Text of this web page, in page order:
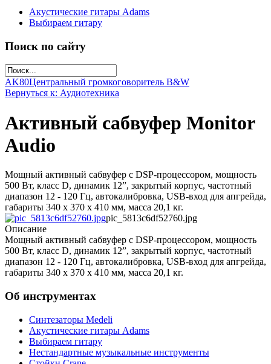
Акустические гитары Adams
Выбираем гитару
Поиск по сайту
AK80Центральный громкоговоритель B&W
Вернуться к: Аудиотехника
Активный сабвуфер Monitor
Audio
Мощный активный сабвуфер с DSP-процессором, мощность
500 Вт, класс D, динамик 12”, закрытый корпус, частотный
диапазон 12 - 120 Гц, автокалибровка, USB-вход для апгрейда,
габариты 340 x 370 x 410 мм, масса 20,1 кг.
pic_5813c6df52760.jpg
Описание
Мощный активный сабвуфер с DSP-процессором, мощность
500 Вт, класс D, динамик 12”, закрытый корпус, частотный
диапазон 12 - 120 Гц, автокалибровка, USB-вход для апгрейда,
габариты 340 x 370 x 410 мм, масса 20,1 кг.
Об инструментах
Синтезаторы Мedeli
Акустические гитары Adams
Выбираем гитару
Нестандартные музыкальные инструменты